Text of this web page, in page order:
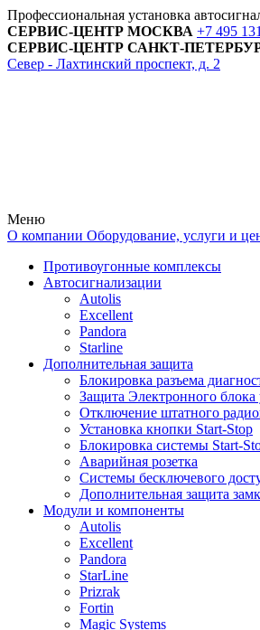
Профессиональная установка
СЕРВИС-ЦЕНТР МОСКВА +7 495
СЕРВИС-ЦЕНТР САНКТ-
Север - Лахтинский проспект, д. 2
Меню
О компании Оборудование, услуги и
Противоугонные комплексы
Автосигнализации
Autolis
Excellent
Pandora
Starline
Дополнительная защита
Блокировка разъема
Защита Электронного блока
Отключение штатного
Установка кнопки Start-Stop
Блокировка системы Start-
Аварийная розетка
Системы бесключевого
Дополнительная защита
Модули и компоненты
Autolis
Excellent
Pandora
StarLine
Prizrak
Fortin
Magic Systems